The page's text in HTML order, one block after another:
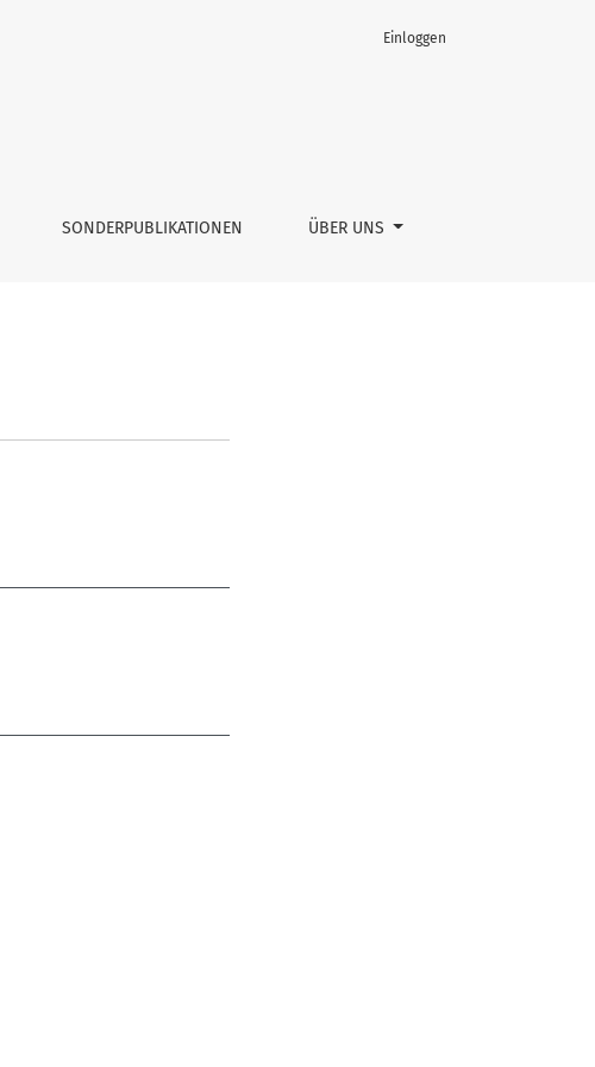
SONDERPUBLIKATIONEN ÜBER UNS
Einloggen